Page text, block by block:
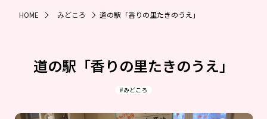
HOME みどころ 道の駅「香りの里たきのうえ」
道の駅「香りの里たきのうえ」
#みどころ